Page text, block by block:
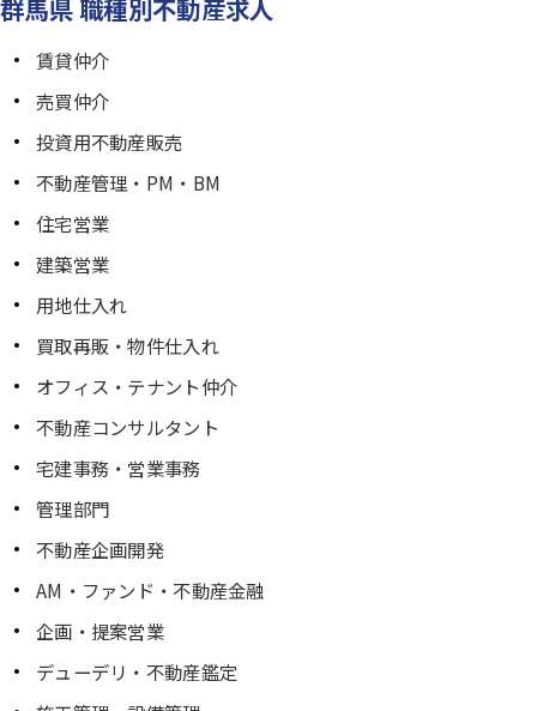
群馬県 職種別不動産求人
賃貸仲介
売買仲介
投資用不動産販売
不動産管理・PM・BM
住宅営業
建築営業
用地仕入れ
買取再販・物件仕入れ
オフィス・テナント仲介
不動産コンサルタント
宅建事務・営業事務
管理部門
不動産企画開発
AM・ファンド・不動産金融
企画・提案営業
デューデリ・不動産鑑定